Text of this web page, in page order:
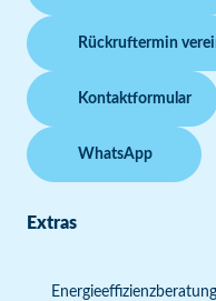
Rückruftermin
Kontaktformular
WhatsApp
Extras
Energieeffizienzberatung